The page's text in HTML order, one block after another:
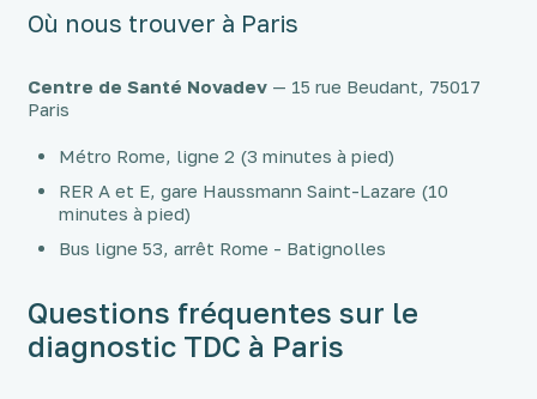
Où nous trouver à Paris
Centre de Santé Novadev— 15 rue Beudant, 75017
Paris
Métro Rome, ligne 2 (3 minutes à pied)
RER A et E, gare Haussmann Saint-Lazare (10
minutes à pied)
Bus ligne 53, arrêt Rome - Batignolles
Questions fréquentes sur le
diagnostic TDC à Paris